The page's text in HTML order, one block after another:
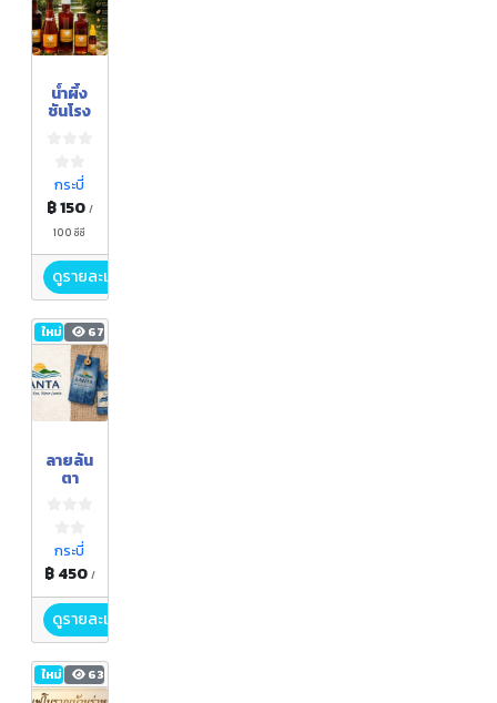
น้ำผึ้ง
ชันโรง
กระบี่
฿ 150 /
100 ซีซี
ดูรายละเอียด
ใหม่ 67
ลายลัน
ตา
กระบี่
฿ 450 /
ดูรายละเอียด
ใหม่ 63